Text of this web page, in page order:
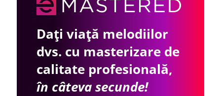
Dați viață melodiilor
dvs. cu masterizare de
calitate profesională,
în câteva secunde!